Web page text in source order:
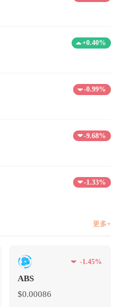
+0.40%
-0.99%
-9.68%
-1.33%
更多+
-1.45%
ABS
$0.00086